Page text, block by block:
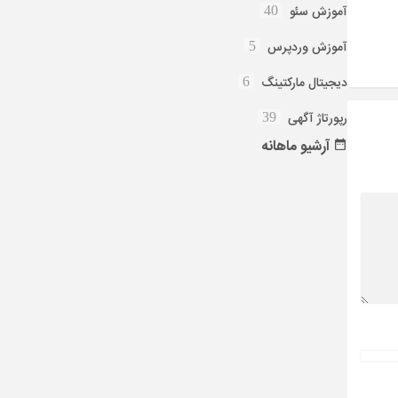
آموزش سئو 40
آموزش وردپرس 5
دیجیتال مارکتینگ 6
رپورتاژ آگهی 39
آرشیوماهانه